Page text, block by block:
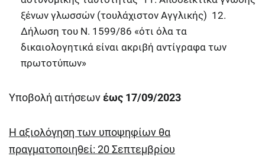
ξένων γλωσσών (τουλάχιστον Αγγλικής) 12.
Δήλωση του Ν. 1599/86 «ότι όλα τα
δικαιολογητικά είναι ακριβή αντίγραφα των
πρωτοτύπων»
Υποβολή αιτήσεωνέως 17/09/2023
Η αξιολόγηση των υποψηφίων θα
πραγματοποιηθεί: 20 Σεπτεμβρίου